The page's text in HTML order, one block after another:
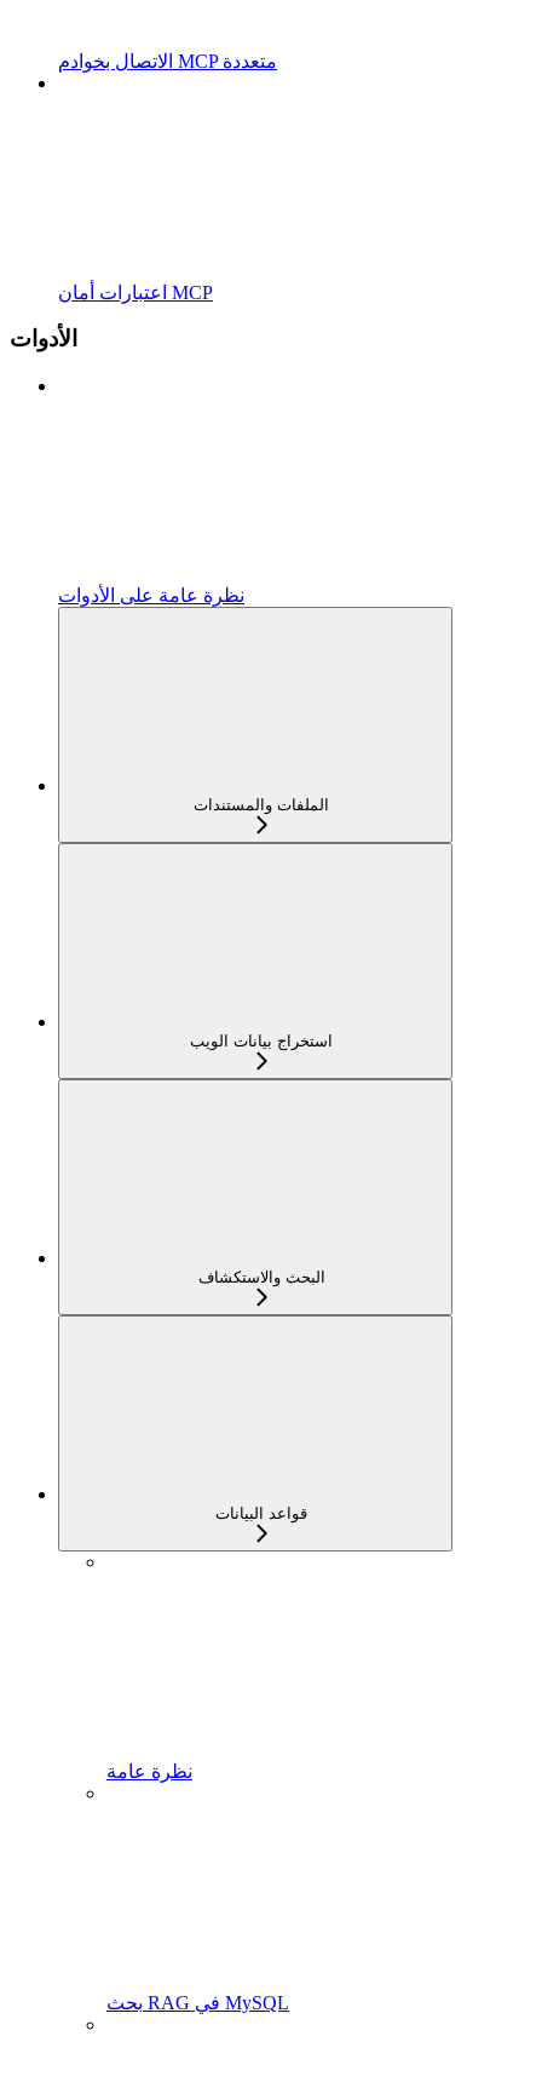
الاتصال بخوادم MCP متعددة
اعتبارات أمان MCP
الأدوات
نظرة عامة على الأدوات
الملفات والمستندات
استخراج بيانات الويب
البحث والاستكشاف
قواعد البيانات
نظرة عامة
بحث RAG في MySQL